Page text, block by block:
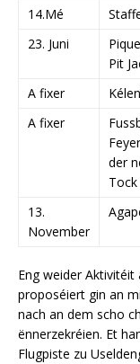
14.Mé
23. Juni
Pit
A fixer
A fixer
der
13.
November
Eng weider
proposéiert gin an
nach an dem scho
ënnerzekréien. Et
Flugpiste zu